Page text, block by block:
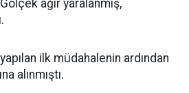
ağır yaralanmış,
ilk müdahalenin ardından
alınmıştı.